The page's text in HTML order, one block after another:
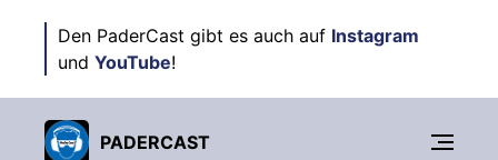
Den PaderCast gibt es auch auf Instagram
und YouTube!
PADERCAST